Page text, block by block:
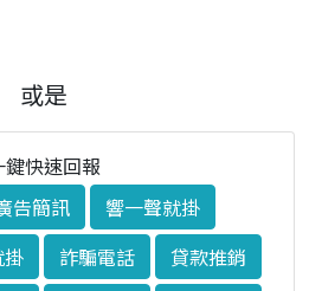
或是
鍵快速回報
告簡訊
響一聲就掛
掛 詐騙電話
貸款推銷